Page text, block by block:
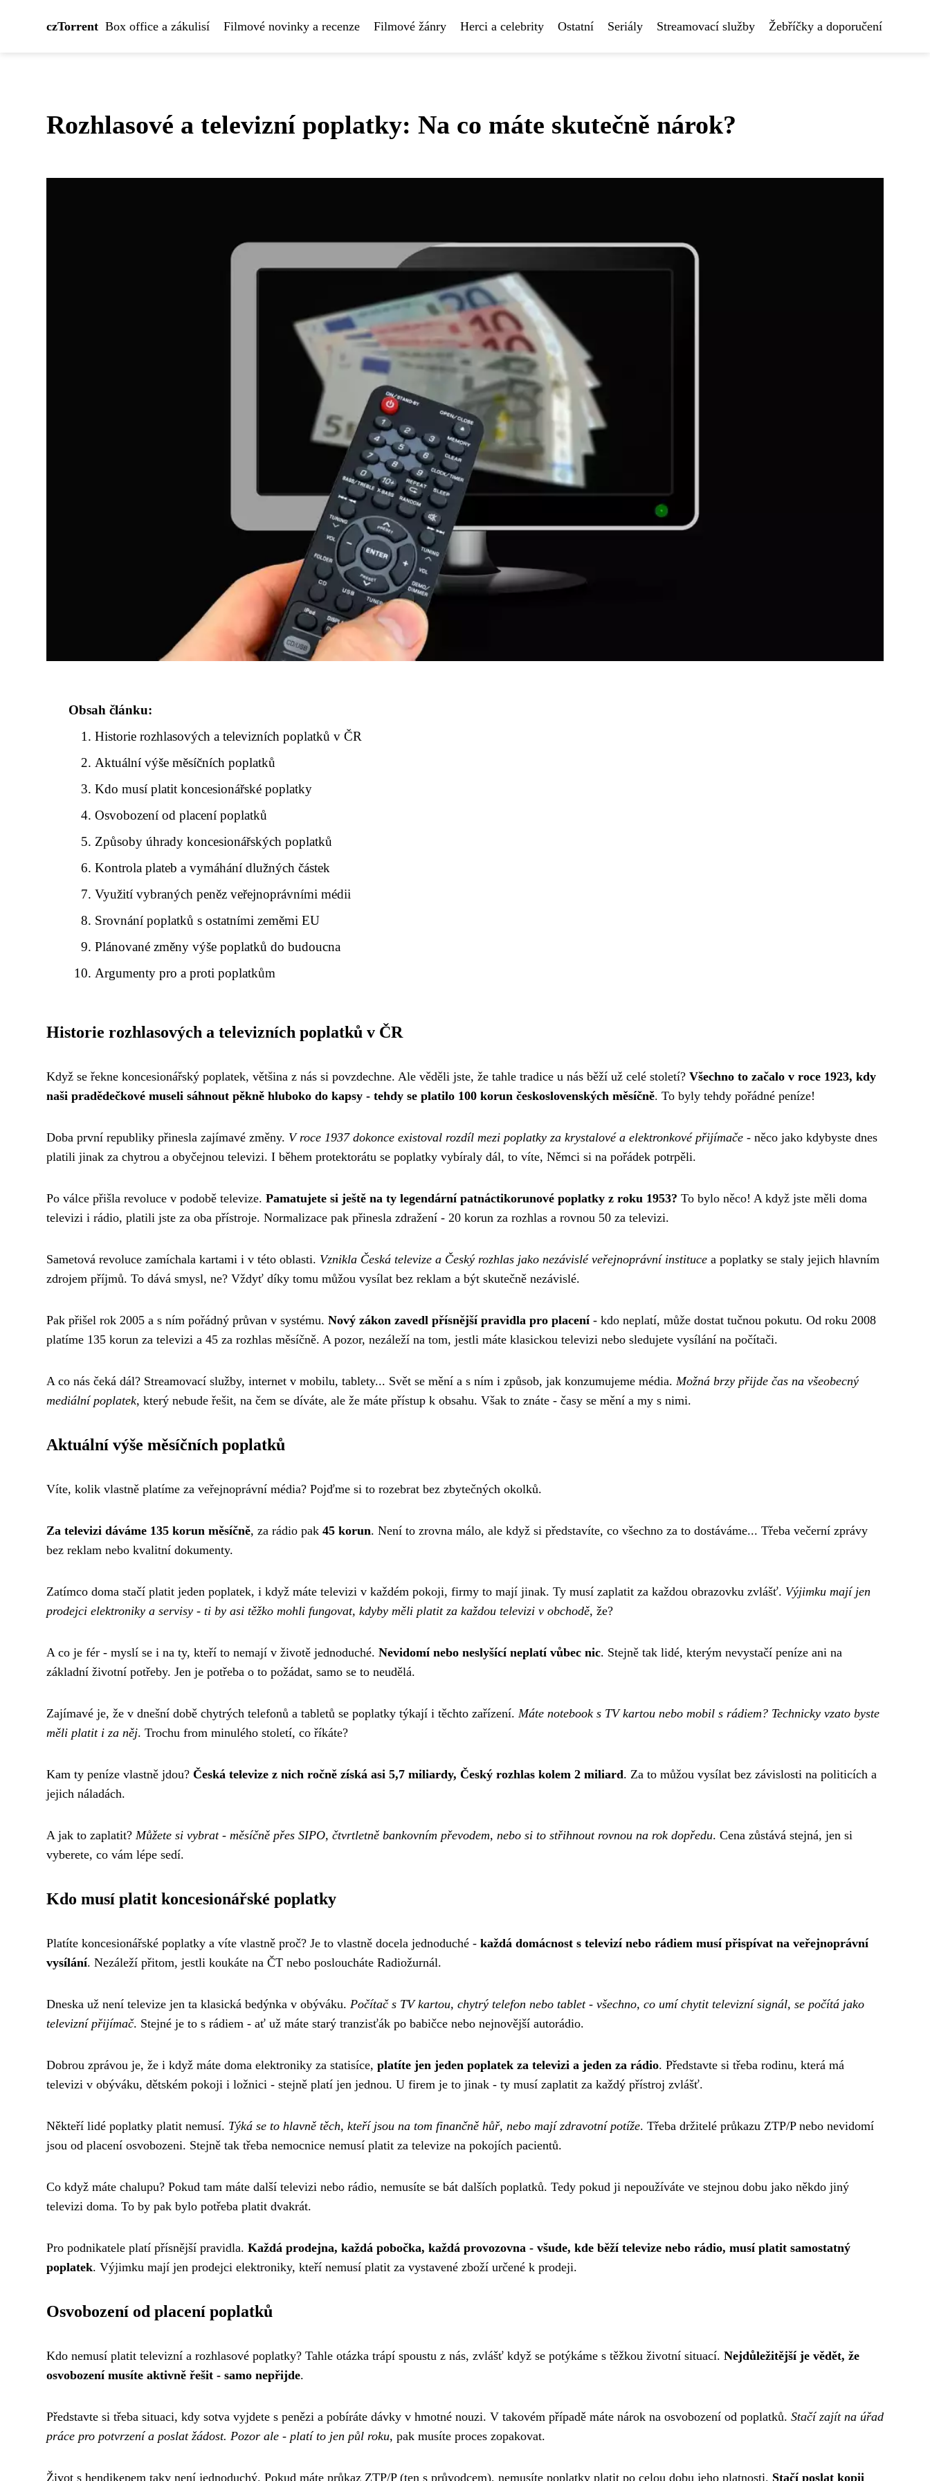
czTorrent Box office a zákulisí Filmové novinky a recenze Filmové žánry Herci a celebrity Ostatní Seriály Streamovací služby Žebříčky a doporučení
Rozhlasové a televizní poplatky: Na co máte skutečně nárok?
Obsah článku:
Historie rozhlasových a televizních poplatků v ČR
Aktuální výše měsíčních poplatků
Kdo musí platit koncesionářské poplatky
Osvobození od placení poplatků
Způsoby úhrady koncesionářských poplatků
Kontrola plateb a vymáhání dlužných částek
Využití vybraných peněz veřejnoprávními médii
Srovnání poplatků s ostatními zeměmi EU
Plánované změny výše poplatků do budoucna
Argumenty pro a proti poplatkům
Historie rozhlasových a televizních poplatků v ČR
Když se řekne koncesionářský poplatek, většina z nás si povzdechne. Ale věděli jste, že tahle tradice u nás běží už celé století? Všechno to začalo v roce 1923, kdy
naši pradědečkové museli sáhnout pěkně hluboko do kapsy - tehdy se platilo 100 korun československých měsíčně. To byly tehdy pořádné peníze!
Doba první republiky přinesla zajímavé změny. V roce 1937 dokonce existoval rozdíl mezi poplatky za krystalové a elektronkové přijímače - něco jako kdybyste dnes
platili jinak za chytrou a obyčejnou televizi. I během protektorátu se poplatky vybíraly dál, to víte, Němci si na pořádek potrpěli.
Po válce přišla revoluce v podobě televize. Pamatujete si ještě na ty legendární patnáctikorunové poplatky z roku 1953? To bylo něco! A když jste měli doma
televizi i rádio, platili jste za oba přístroje. Normalizace pak přinesla zdražení - 20 korun za rozhlas a rovnou 50 za televizi.
Sametová revoluce zamíchala kartami i v této oblasti. Vznikla Česká televize a Český rozhlas jako nezávislé veřejnoprávní instituce a poplatky se staly jejich hlavním
zdrojem příjmů. To dává smysl, ne? Vždyť díky tomu můžou vysílat bez reklam a být skutečně nezávislé.
Pak přišel rok 2005 a s ním pořádný průvan v systému. Nový zákon zavedl přísnější pravidla pro placení- kdo neplatí, může dostat tučnou pokutu. Od roku 2008
platíme 135 korun za televizi a 45 za rozhlas měsíčně. A pozor, nezáleží na tom, jestli máte klasickou televizi nebo sledujete vysílání na počítači.
A co nás čeká dál? Streamovací služby, internet v mobilu, tablety... Svět se mění a s ním i způsob, jak konzumujeme média. Možná brzy přijde čas na všeobecný
mediální poplatek, který nebude řešit, na čem se díváte, ale že máte přístup k obsahu. Však to znáte - časy se mění a my s nimi.
Aktuální výše měsíčních poplatků
Víte, kolik vlastně platíme za veřejnoprávní média? Pojďme si to rozebrat bez zbytečných okolků.
Za televizi dáváme 135 korun měsíčně, za rádio pak 45 korun. Není to zrovna málo, ale když si představíte, co všechno za to dostáváme... Třeba večerní zprávy
bez reklam nebo kvalitní dokumenty.
Zatímco doma stačí platit jeden poplatek, i když máte televizi v každém pokoji, firmy to mají jinak. Ty musí zaplatit za každou obrazovku zvlášť. Výjimku mají jen
prodejci elektroniky a servisy - ti by asi těžko mohli fungovat, kdyby měli platit za každou televizi v obchodě, že?
A co je fér - myslí se i na ty, kteří to nemají v životě jednoduché. Nevidomí nebo neslyšící neplatí vůbec nic. Stejně tak lidé, kterým nevystačí peníze ani na
základní životní potřeby. Jen je potřeba o to požádat, samo se to neudělá.
Zajímavé je, že v dnešní době chytrých telefonů a tabletů se poplatky týkají i těchto zařízení. Máte notebook s TV kartou nebo mobil s rádiem? Technicky vzato byste
měli platit i za něj. Trochu from minulého století, co říkáte?
Kam ty peníze vlastně jdou? Česká televize z nich ročně získá asi 5,7 miliardy, Český rozhlas kolem 2 miliard. Za to můžou vysílat bez závislosti na politicích a
jejich náladách.
A jak to zaplatit? Můžete si vybrat - měsíčně přes SIPO, čtvrtletně bankovním převodem, nebo si to střihnout rovnou na rok dopředu. Cena zůstává stejná, jen si
vyberete, co vám lépe sedí.
Kdo musí platit koncesionářské poplatky
Platíte koncesionářské poplatky a víte vlastně proč? Je to vlastně docela jednoduché - každá domácnost s televizí nebo rádiem musí přispívat na veřejnoprávní
vysílání. Nezáleží přitom, jestli koukáte na ČT nebo posloucháte Radiožurnál.
Dneska už není televize jen ta klasická bedýnka v obýváku. Počítač s TV kartou, chytrý telefon nebo tablet - všechno, co umí chytit televizní signál, se počítá jako
televizní přijímač. Stejné je to s rádiem - ať už máte starý tranzisťák po babičce nebo nejnovější autorádio.
Dobrou zprávou je, že i když máte doma elektroniky za statisíce, platíte jen jeden poplatek za televizi a jeden za rádio. Představte si třeba rodinu, která má
televizi v obýváku, dětském pokoji i ložnici - stejně platí jen jednou. U firem je to jinak - ty musí zaplatit za každý přístroj zvlášť.
Někteří lidé poplatky platit nemusí. Týká se to hlavně těch, kteří jsou na tom finančně hůř, nebo mají zdravotní potíže. Třeba držitelé průkazu ZTP/P nebo nevidomí
jsou od placení osvobozeni. Stejně tak třeba nemocnice nemusí platit za televize na pokojích pacientů.
Co když máte chalupu? Pokud tam máte další televizi nebo rádio, nemusíte se bát dalších poplatků. Tedy pokud ji nepoužíváte ve stejnou dobu jako někdo jiný
televizi doma. To by pak bylo potřeba platit dvakrát.
Pro podnikatele platí přísnější pravidla. Každá prodejna, každá pobočka, každá provozovna - všude, kde běží televize nebo rádio, musí platit samostatný
poplatek. Výjimku mají jen prodejci elektroniky, kteří nemusí platit za vystavené zboží určené k prodeji.
Osvobození od placení poplatků
Kdo nemusí platit televizní a rozhlasové poplatky? Tahle otázka trápí spoustu z nás, zvlášť když se potýkáme s těžkou životní situací. Nejdůležitější je vědět, že
osvobození musíte aktivně řešit - samo nepřijde.
Představte si třeba situaci, kdy sotva vyjdete s penězi a pobíráte dávky v hmotné nouzi. V takovém případě máte nárok na osvobození od poplatků. Stačí zajít na úřad
práce pro potvrzení a poslat žádost. Pozor ale - platí to jen půl roku, pak musíte proces zopakovat.
Život s hendikepem taky není jednoduchý. Pokud máte průkaz ZTP/P (ten s průvodcem), nemusíte poplatky platit po celou dobu jeho platnosti. Stačí poslat kopii